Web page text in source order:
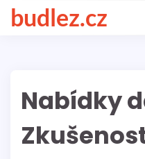
Skipbudlez.cz
Nabídky